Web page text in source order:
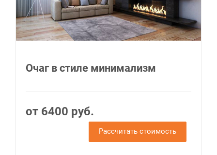
Очаг в стиле минимализм
от 6400 руб.
Рассчитать стоимость